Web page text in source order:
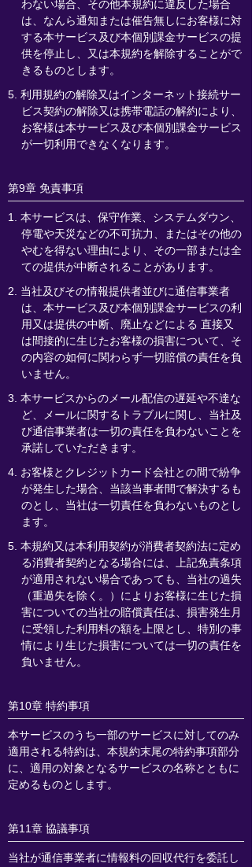
わない場合、その他本規約に違反した場合
は、なんら通知または催告無しにお客様に対
する本サービス及び本個別課金サービスの提
供を停止し、又は本規約を解除することがで
きるものとします。
5. 利用規約の解除又はインターネット接続サー
ビス契約の解除又は携帯電話の解約により、
お客様は本サービス及び本個別課金サービス
が一切利用できなくなります。
第9章 免責事項
1. 本サービスは、保守作業、システムダウン、
停電や天災などの不可抗力、またはその他の
やむを得ない理由により、その一部または全
ての提供が中断されることがあります。
2. 当社及びその情報提供者並びに通信事業者
は、本サービス及び本個別課金サービスの利
用又は提供の中断、廃止などによる 直接又
は間接的に生じたお客様の損害について、そ
の内容の如何に関わらず一切賠償の責任を負
いません。
3. 本サービスからのメール配信の遅延や不達な
ど、メールに関するトラブルに関し、当社及
び通信事業者は一切の責任を負わないことを
承諾していただきます。
4. お客様とクレジットカード会社との間で紛争
が発生した場合、当該当事者間で解決するも
のとし、当社は一切責任を負わないものとし
ます。
5. 本規約又は本利用契約が消費者契約法に定め
る消費者契約となる場合には、上記免責条項
が適用されない場合であっても、当社の過失
（重過失を除く。）によりお客様に生じた損
害についての当社の賠償責任は、損害発生月
に受領した利用料の額を上限とし、特別の事
情により生じた損害については一切の責任を
負いません。
第10章 特約事項
本サービスのうち一部のサービスに対してのみ
適用される特約は、本規約末尾の特約事項部分
に、適用の対象となるサービスの名称とともに
定めるものとします。
第11章 協議事項
当社が通信事業者に情報料の回収代行を委託し